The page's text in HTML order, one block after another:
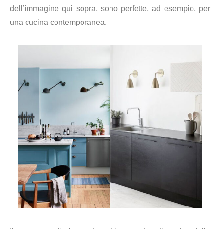
dell’immagine qui sopra, sono perfette, ad esempio, per
una cucina contemporanea.